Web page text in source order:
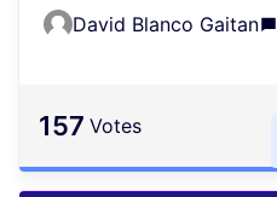
David Blanco Gaitan
157 votes